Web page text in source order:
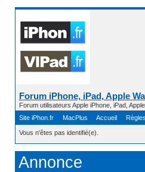
Forum iPhone, iPad, Apple
Forum utilisateurs Apple iPhone, iPad,
Site iPhon.fr
MacPlus Accueil Règles
Vous n'êtes pas identifié(e).
Annonce